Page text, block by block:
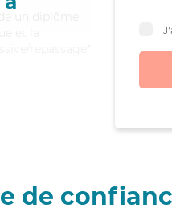
un diplôme
et la
de